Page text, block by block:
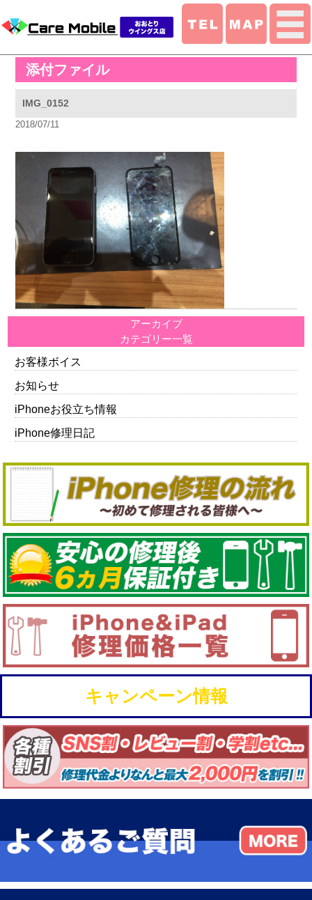
添付ファイル
IMG_0152
2018/07/11
アーカイブ
カテゴリー一覧
お客様ボイス
お知らせ
iPhoneお役立ち情報
iPhone修理日記
キャンペーン情報